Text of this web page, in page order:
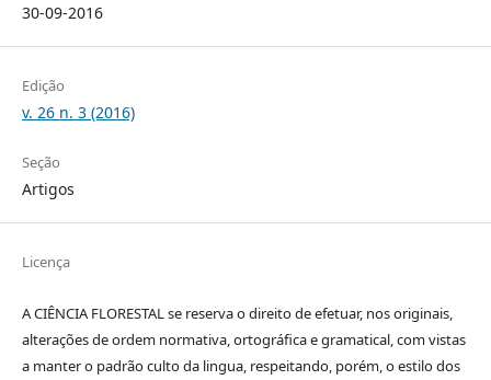
30-09-2016
Edição
v. 26 n. 3 (2016)
Seção
Artigos
Licença
A CIÊNCIA FLORESTAL se reserva o direito de efetuar, nos originais,
alterações de ordem normativa, ortográfica e gramatical, com vistas
a manter o padrão culto da lingua, respeitando, porém, o estilo dos